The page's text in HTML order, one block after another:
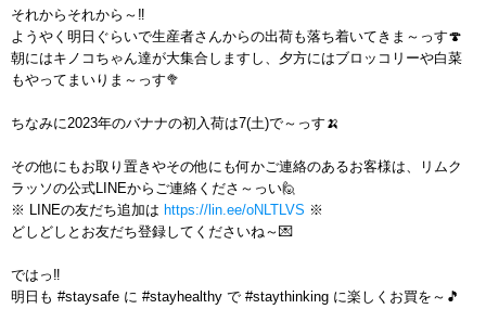
それからそれから～‼️
ようやく明日ぐらいで生産者さんからの出荷も落ち着いてきま～っす🍄
朝にはキノコちゃん達が大集合しますし、夕方にはブロッコリーや白菜
もやってまいりま～っす🥦
ちなみに2023年のバナナの初入荷は7(土)で～っす🍌
その他にもお取り置きやその他にも何かご連絡のあるお客様は、リムク
ラッソの公式LINEからご連絡くださ～っい🙋
※ LINEの友だち追加は https://lin.ee/oNLTLVS ※
どしどしとお友だち登録してくださいね～💌
ではっ‼️
明日も #staysafe に #stayhealthy で #staythinking に楽しくお買を～🎵